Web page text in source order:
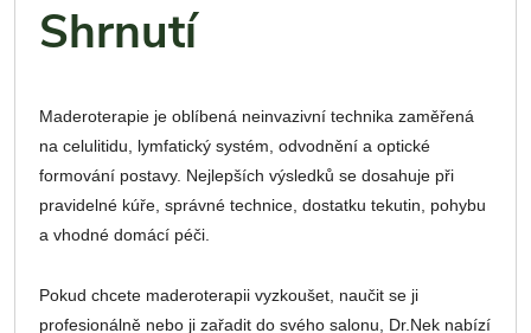
Shrnutí
Maderoterapie je oblíbená neinvazivní technika zaměřená
na celulitidu, lymfatický systém, odvodnění a optické
formování postavy. Nejlepších výsledků se dosahuje při
pravidelné kúře, správné technice, dostatku tekutin, pohybu
a vhodné domácí péči.
Pokud chcete maderoterapii vyzkoušet, naučit se ji
profesionálně nebo ji zařadit do svého salonu, Dr.Nek nabízí